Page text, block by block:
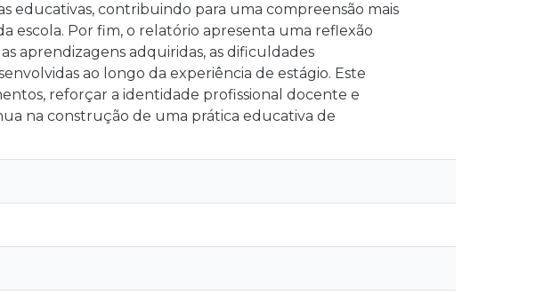
educativas, contribuindo para uma compreensão mais
escola. Por fim, o relatório apresenta uma reflexão
aprendizagens adquiridas, as dificuldades
ao longo da experiência de estágio. Este
reforçar a identidade profissional docente e
na construção de uma prática educativa de